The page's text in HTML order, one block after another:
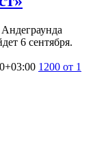
6 сентября.
1200 от 1